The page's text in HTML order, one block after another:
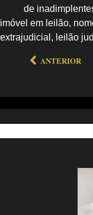
de
imóvel em leilão,
extrajudicial, leilão
ANTERIOR